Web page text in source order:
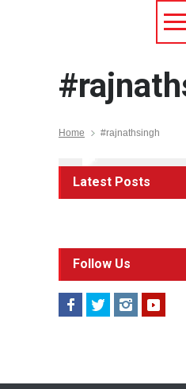
Home #rajnathsingh
Latest Posts
Follow Us